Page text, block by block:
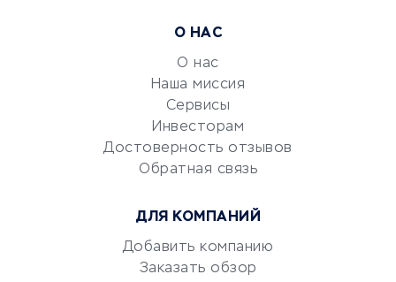
документооборот
Юридические компании
Аудиторские компании
Бухгалтерия онлайн
О НАС
О нас
Наша миссия
Сервисы
Инвесторам
Достоверность отзывов
Обратная связь
ДЛЯ КОМПАНИЙ
Добавить компанию
Заказать обзор